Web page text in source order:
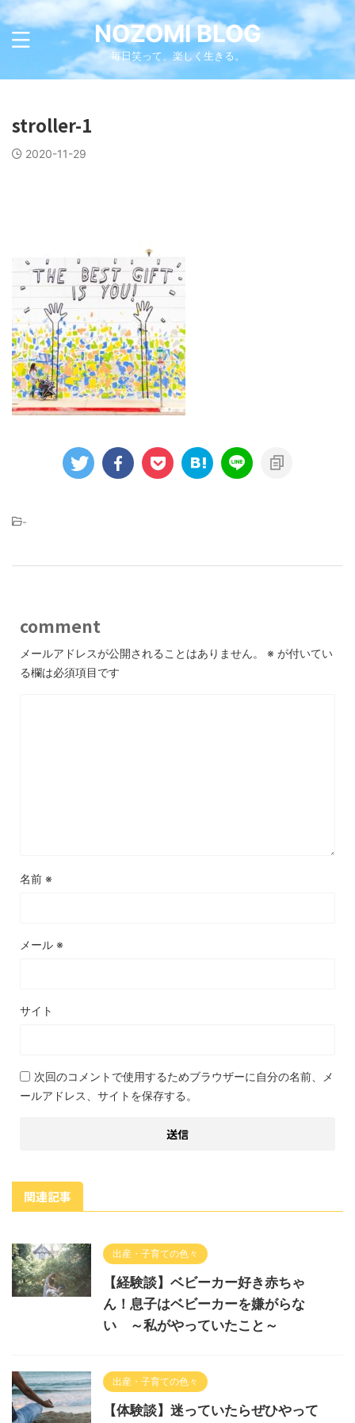
NOZOMI BLOG
毎日笑って、楽しく生きる。
stroller-1
2020-11-29
-
comment
メールアドレスが公開されることはありません。 ※ が付いてい
る欄は必須項目です
名前 ※
メール ※
サイト
次回のコメントで使用するためブラウザーに自分の名前、メ
ールアドレス、サイトを保存する。
関連記事
出産・子育ての色々
【経験談】ベビーカー好き赤ちゃ
ん！息子はベビーカーを嫌がらな
い ～私がやっていたこと～
出産・子育ての色々
【体験談】迷っていたらぜひやって